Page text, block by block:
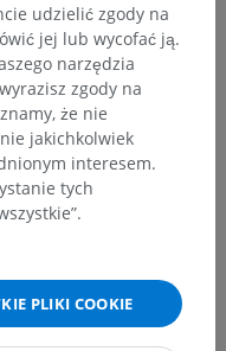
2024 Jan-. Available from:
udzielić zgody na
jej lub wycofać ją.
narzędzia
zgody na
że nie
jakichkolwiek
interesem.
tych
PLIKI COOKIE